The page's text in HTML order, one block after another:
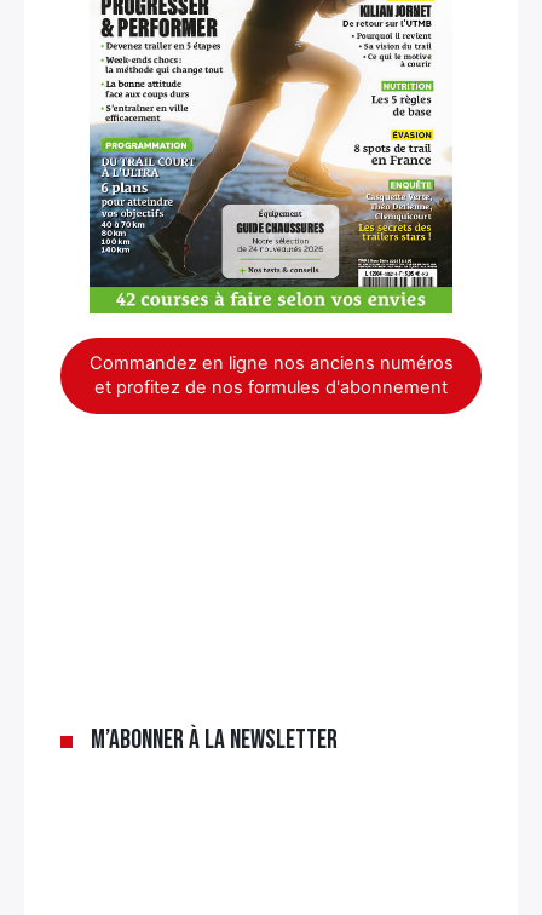
Commandez en ligne nos anciens numéros
et profitez de nos formules d'abonnement
M’abonner à la newsletter